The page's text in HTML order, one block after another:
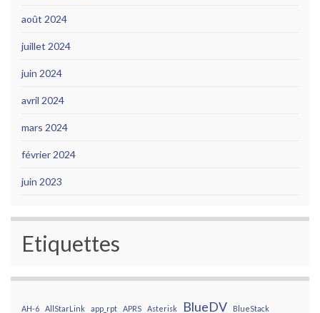
août 2024
juillet 2024
juin 2024
avril 2024
mars 2024
février 2024
juin 2023
Etiquettes
AH-6 AllStarLink app_rpt APRS Asterisk BlueDV BlueStack